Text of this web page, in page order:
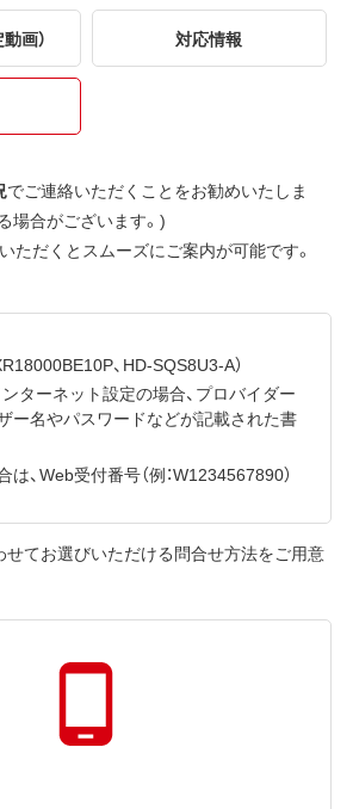
画） 対応情報
でご連絡いただくことをお勧めいたしま
場合がございます。)
ただくとスムーズにご案内が可能です。
、HD-SQS8U3-A）
ターネット設定の場合、プロバイダー
ー名やパスワードなどが記載された書
、Web受付番号（例：W1234567890）
せてお選びいただける問合せ方法をご用意